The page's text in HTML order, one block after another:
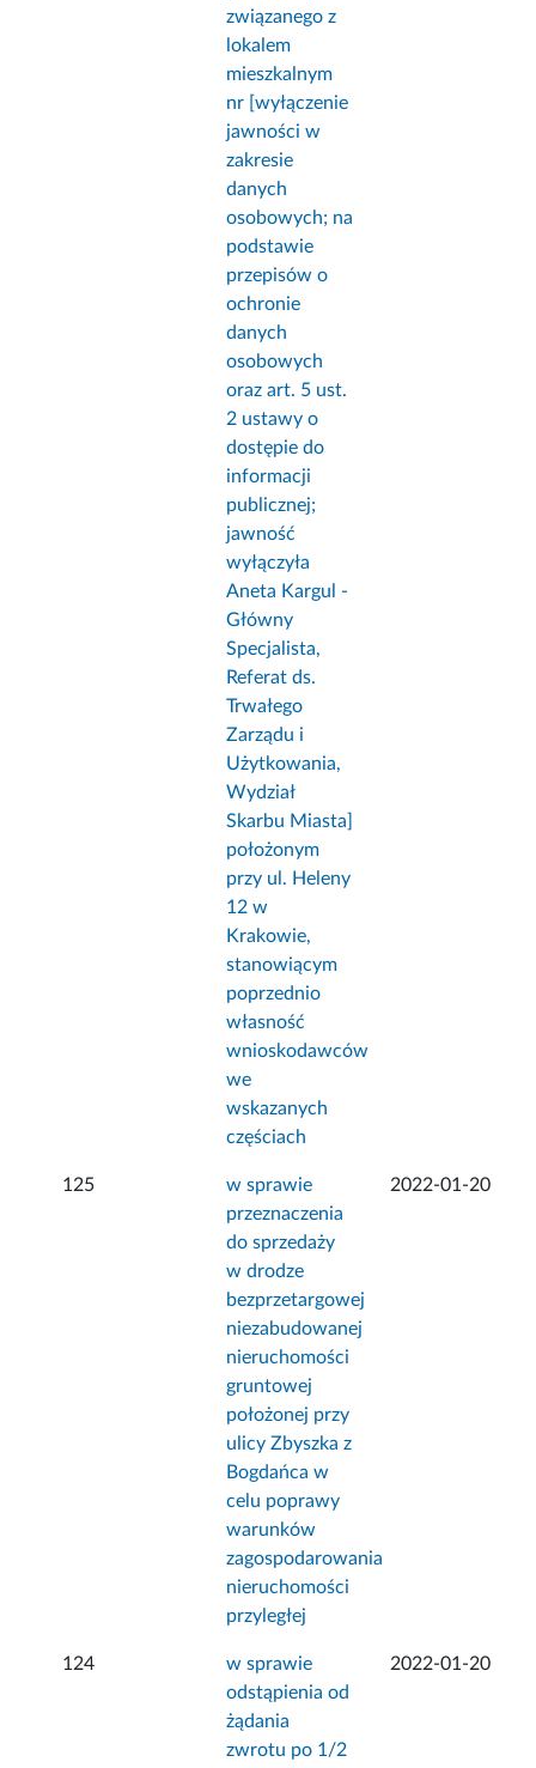
związanego z
lokalem
mieszkalnym
nr [wyłączenie
jawności w
zakresie
danych
osobowych; na
podstawie
przepisów o
ochronie
danych
osobowych
oraz art. 5 ust.
2 ustawy o
dostępie do
informacji
publicznej;
jawność
wyłączyła
Aneta Kargul -
Główny
Specjalista,
Referat ds.
Trwałego
Zarządu i
Użytkowania,
Wydział
Skarbu Miasta]
położonym
przy ul. Heleny
12 w
Krakowie,
stanowiącym
poprzednio
własność
wnioskodawców
we
wskazanych
częściach
125
w sprawie
przeznaczenia
do sprzedaży
w drodze
bezprzetargowej
niezabudowanej
nieruchomości
gruntowej
położonej przy
ulicy Zbyszka z
Bogdańca w
celu poprawy
warunków
zagospodarowania
nieruchomości
przyległej
2022-01-20
124
w sprawie
odstąpienia od
żądania
zwrotu po 1/2
2022-01-20